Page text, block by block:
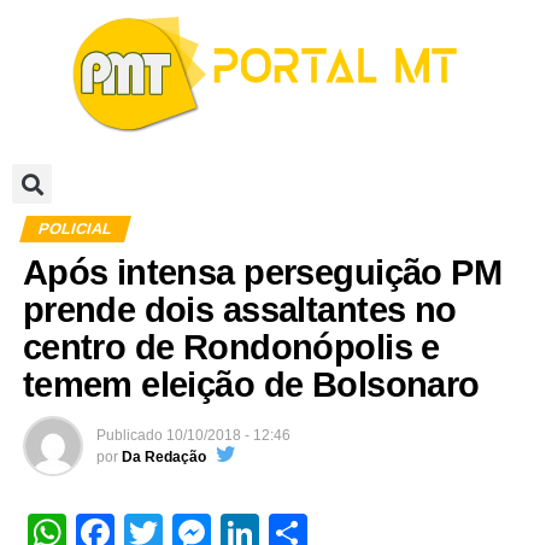
POLICIAL
Após intensa perseguição PM
prende dois assaltantes no
centro de Rondonópolis e
temem eleição de Bolsonaro
Publicado 10/10/2018 - 12:46
por Da Redação
WhatsApp
Facebook
TwitterMessenger
LinkedIn